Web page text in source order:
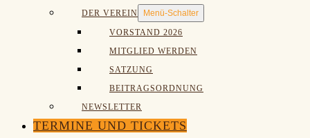
DER VEREIN
Menü-Schalter
VORSTAND 2026
MITGLIED WERDEN
SATZUNG
BEITRAGSORDNUNG
NEWSLETTER
TERMINE UND TICKETS